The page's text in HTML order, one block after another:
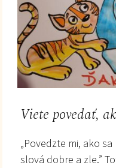
Viete povedať,
„Povedzte mi, ako
slová dobre a zle.”